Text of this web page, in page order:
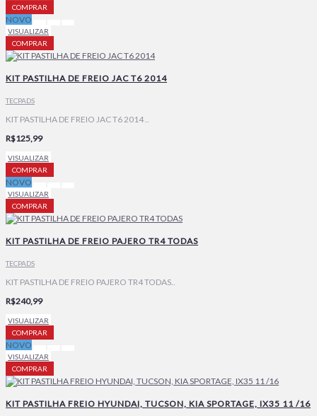
COMPRAR
NOVO
VISUALIZAR
COMPRAR
KIT PASTILHA DE FREIO JAC T6 2014
TECPADS
KIT PASTILHA DE FREIO JAC T6 2014 ..
R$125,99
VISUALIZAR
COMPRAR
NOVO
VISUALIZAR
COMPRAR
KIT PASTILHA DE FREIO PAJERO TR4 TODAS
TECPADS
KIT PASTILHA DE FREIO PAJERO TR4 TODAS..
R$240,99
VISUALIZAR
COMPRAR
NOVO
VISUALIZAR
COMPRAR
KIT PASTILHA FREIO HYUNDAI, TUCSON, KIA SPORTAGE, IX35 11 /16